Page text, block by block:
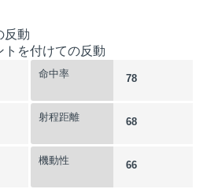
反動
トを付けての反動
命中率 78
射程距離 68
機動性 66